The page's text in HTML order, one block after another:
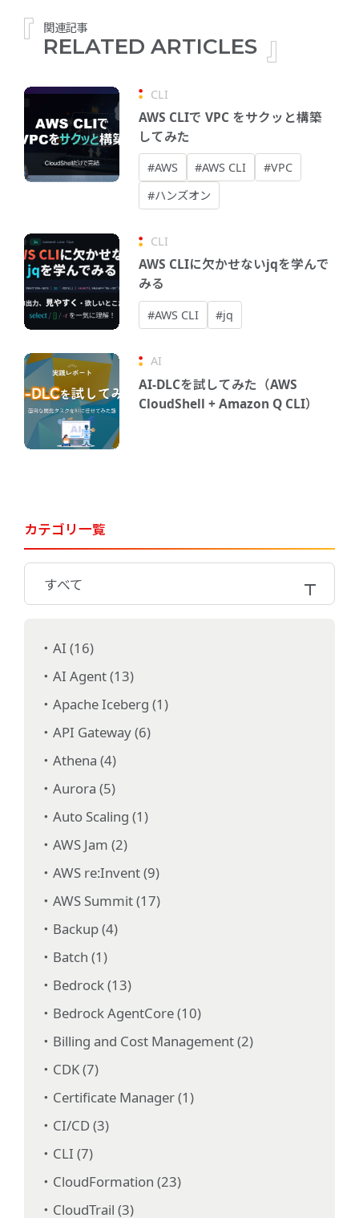
関連記事
RELATED ARTICLES
CLI
AWS CLIで VPC をサクッと構築
してみた
#AWS #AWS CLI
#VPC
#ハンズオン
CLI
AWS CLIに欠かせないjqを学んで
みる
#AWS CLI #jq
AI
AI-DLCを試してみた（AWS
CloudShell + Amazon Q CLI）
カテゴリ一覧
すべて
AI (16)
AI Agent (13)
Apache Iceberg (1)
API Gateway (6)
Athena (4)
Aurora (5)
Auto Scaling (1)
AWS Jam (2)
AWS re:Invent (9)
AWS Summit (17)
Backup (4)
Batch (1)
Bedrock (13)
Bedrock AgentCore (10)
Billing and Cost Management (2)
CDK (7)
Certificate Manager (1)
CI/CD (3)
CLI (7)
CloudFormation (23)
CloudTrail (3)